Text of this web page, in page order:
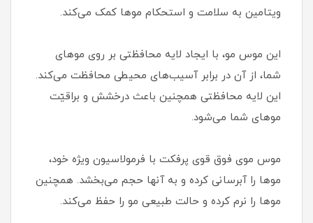
ویتامین به سلامت و استحکام موها کمک می‌کند.
این موس مو، با ایجاد لایه محافظتی بر روی موهای
شما، از آن در برابر آسیب‌های محیطی محافظت می‌کند.
این لایه محافظتی همچنین باعث درخشش و براقیّت
موهای شما می‌شود.
موس موی فوق قوی پرفکت با فرمولاسیون ویژه خود،
موها را آبرسانی کرده و به آنها حجم می‌بخشد. همچنین
موها را نرم کرده و حالت طبیعی مو را حفظ می‌کند.